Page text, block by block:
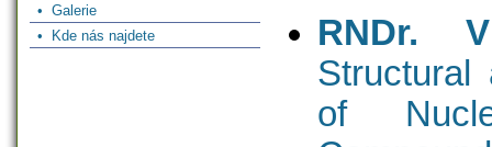
• Galerie
• Kde nás najdete
RNDr.
Structural
of